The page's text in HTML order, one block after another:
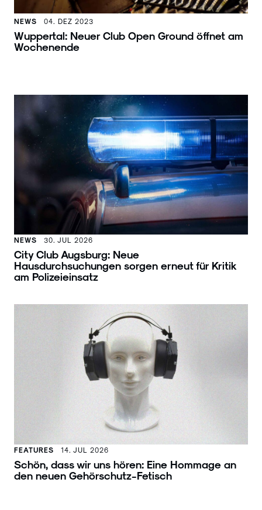
NEWS 04. DEZ 2023
Wuppertal: Neuer Club Open Ground öffnet am
Wochenende
NEWS 30. JUL 2026
City Club Augsburg: Neue
Hausdurchsuchungen sorgen erneut für Kritik
am Polizeieinsatz
FEATURES 14. JUL 2026
Schön, dass wir uns hören: Eine Hommage an
den neuen Gehörschutz-Fetisch